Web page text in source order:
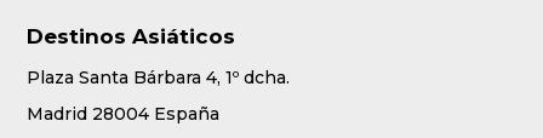
Destinos Asiáticos
Plaza Santa Bárbara 4, 1º dcha.
Madrid 28004 España